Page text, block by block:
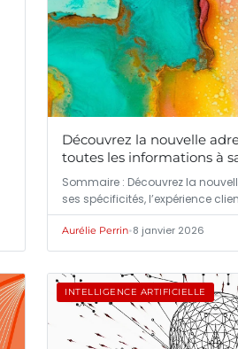
Découvrez la nouvelle
toutes les informations à
Sommaire : Découvrez la
ses spécificités, l’expérience
Aurélie Perrin•8 janvier 2026
INTELLIGENCE ARTIFICIELLE